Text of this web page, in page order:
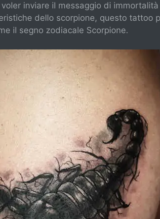
inviare il messaggio di
dello scorpione, questo tattoo
il segno zodiacale Scorpione.